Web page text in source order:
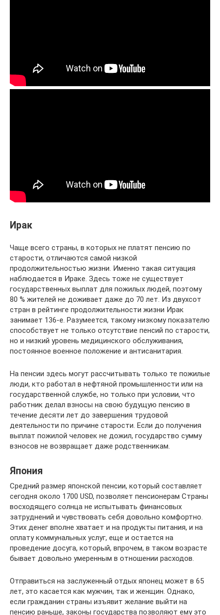
Ирак
Чаще всего страны, в которых не платят пенсию по
старости, отличаются самой низкой
продолжительностью жизни. Именно такая ситуация
наблюдается в Ираке. Здесь тоже не существует
государственных выплат для пожилых людей, поэтому
80 % жителей не доживает даже до 70 лет. Из двухсот
стран в рейтинге продолжительности жизни Ирак
занимает 136-е. Разумеется, такому низкому показателю
способствует не только отсутствие пенсий по старости,
но и низкий уровень медицинского обслуживания,
постоянное военное положение и антисанитария.
На пенсии здесь могут рассчитывать только те пожилые
люди, кто работал в нефтяной промышленности или на
государственной службе, но только при условии, что
работник делал взносы на свою будущую пенсию в
течение десяти лет до завершения трудовой
деятельности по причине старости. Если до получения
выплат пожилой человек не дожил, государство сумму
взносов не возвращает даже родственникам.
Япония
Средний размер японской пенсии, который составляет
сегодня около 1700 USD, позволяет пенсионерам Страны
восходящего солнца не испытывать финансовых
затруднений и чувствовать себя довольно комфортно.
Этих денег вполне хватает и на продукты питания, и на
оплату коммунальных услуг, еще и остается на
проведение досуга, который, впрочем, в таком возрасте
бывает довольно умеренным в отношении расходов.
Отправиться на заслуженный отдых японец может в 65
лет, это касается как мужчин, так и женщин. Однако,
если гражданин страны изъявит желание выйти на
пенсию раньше, законы государства позволяют ему это